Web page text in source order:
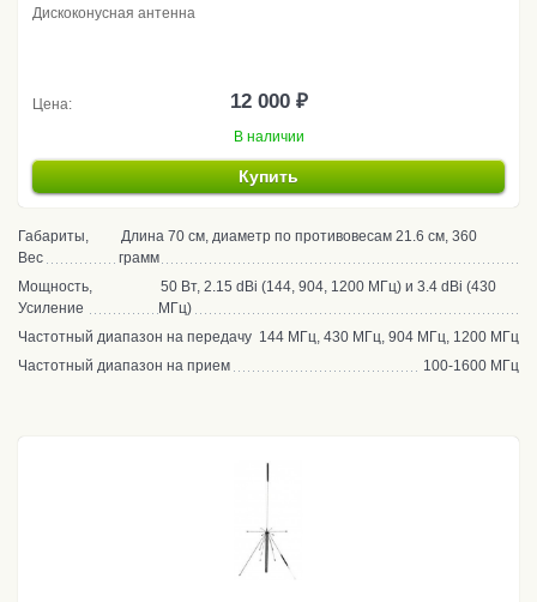
Дискоконусная антенна
Цена: 12 000 ₽
В наличии
Купить
Габариты,
Вес
Длина 70 см, диаметр по противовесам 21.6 см, 360
грамм
Мощность,
Усиление
50 Вт, 2.15 dBi (144, 904, 1200 МГц) и 3.4 dBi (430
МГц)
Частотный диапазон на передачу 144 МГц, 430 МГц, 904 МГц, 1200 МГц
Частотный диапазон на прием
100-1600 МГц